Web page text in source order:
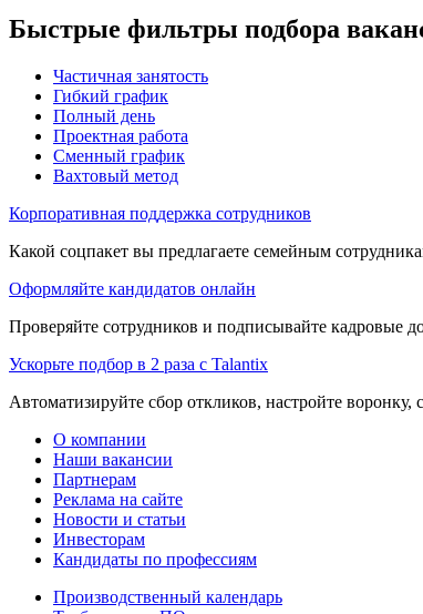
Быстрые фильтры подбора
Частичная занятость
Гибкий график
Полный день
Проектная работа
Сменный график
Вахтовый метод
Корпоративная поддержка сотрудников
Какой соцпакет вы предлагаете семейным
Оформляйте кандидатов онлайн
Проверяйте сотрудников и подписывайте кадровые
Ускорьте подбор в 2 раза с Talantix
Автоматизируйте сбор откликов, настройте воронку,
О компании
Наши вакансии
Партнерам
Реклама на сайте
Новости и статьи
Инвесторам
Кандидаты по профессиям
Производственный календарь